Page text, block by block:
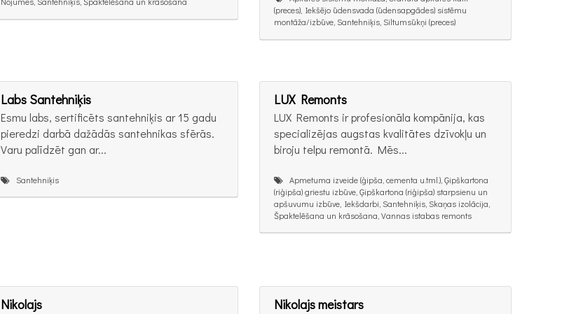
(preces), Iekšējo ūdensvada (ūdensapgādes) sistēmu
montāža/izbūve, Santehniķis, Siltumsūkņi (preces)
Labs Santehniķis
Esmu labs, sertificēts santehniķis ar 15 gadu
pieredzi darbā dažādās santehnikas sfērās.
Varu palīdzēt gan ar...
Santehniķis
LUX Remonts
LUX Remonts ir profesionāla kompānija, kas
specializējas augstas kvalitātes dzīvokļu un
biroju telpu remontā. Mēs...
Apmetuma izveide (ģipša, cementa u.tml.), Ģipškartona
(riģipša) griestu izbūve, Ģipškartona (riģipša) starpsienu un
apšuvumu izbūve, Iekšdarbi, Santehniķis, Skaņas izolācija,
Špaktelēšana un krāsošana, Vannas istabas remonts
Nikolajs Nikolajs meistars